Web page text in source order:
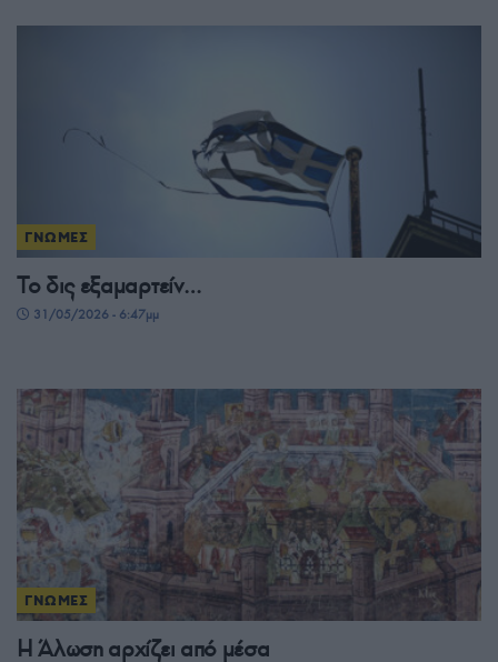
ΓΝΩΜΕΣ
Το δις εξαμαρτείν…
31/05/2026 - 6:47μμ
ΓΝΩΜΕΣ
Η Άλωση αρχίζει από μέσα